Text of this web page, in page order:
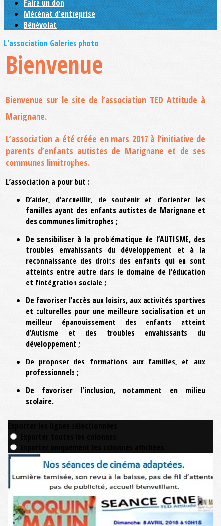
Faire un don
Mécénat d'entreprise
Bénévolat
L'association Galeries photo
Bienvenue
Bienvenue sur le site de l’association TED Attitude à
Marignane.
L’association a été créée en mars 2017 à l’initiative de
parents d’enfants autistes de Marignane et de ses
communes limitrophes.
L’association a pour but :
D’aider, d’accueillir, de soutenir et d’orienter les
familles ayant des enfants autistes de Marignane et
des communes limitrophes ;
De sensibiliser à la problématique de l’AUTISME, des
troubles envahissants du développement et à la
reconnaissance des droits des enfants qui en sont
atteints entre autre dans le domaine de l’éducation
et l’intégration sociale ;
De favoriser l’accès aux loisirs, aux activités sportives
et culturelles pour une meilleure socialisation et un
meilleur épanouissement des enfants atteint
d’Autisme et des troubles envahissants du
développement ;
De proposer des formations aux familles, et aux
professionnels ;
De favoriser l'inclusion, notamment en milieu
scolaire.